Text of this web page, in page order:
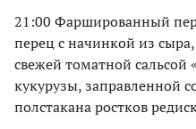
21:00 Фаршированный
перец с начинкой из
свежей томатной сальсой
кукурузы, заправленной
полстакана ростков